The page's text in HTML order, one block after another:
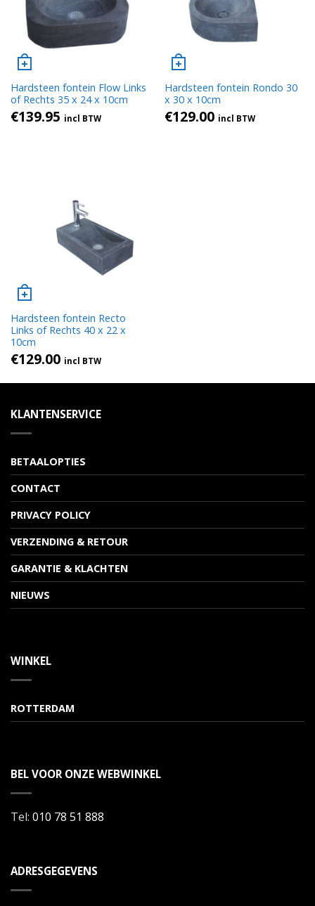
Hardsteen fontein Flow Links
of Rechts 35 x 24 x 10cm
€139.95 incl BTW
Hardsteen fontein Rondo 30
x 30 x 10cm
€129.00 incl BTW
Hardsteen fontein Recto
Links of Rechts 40 x 22 x
10cm
€129.00 incl BTW
KLANTENSERVICE
BETAALOPTIES
CONTACT
PRIVACY POLICY
VERZENDING & RETOUR
GARANTIE & KLACHTEN
NIEUWS
WINKEL
ROTTERDAM
BEL VOOR ONZE WEBWINKEL
Tel: 010 78 51 888
ADRESGEGEVENS